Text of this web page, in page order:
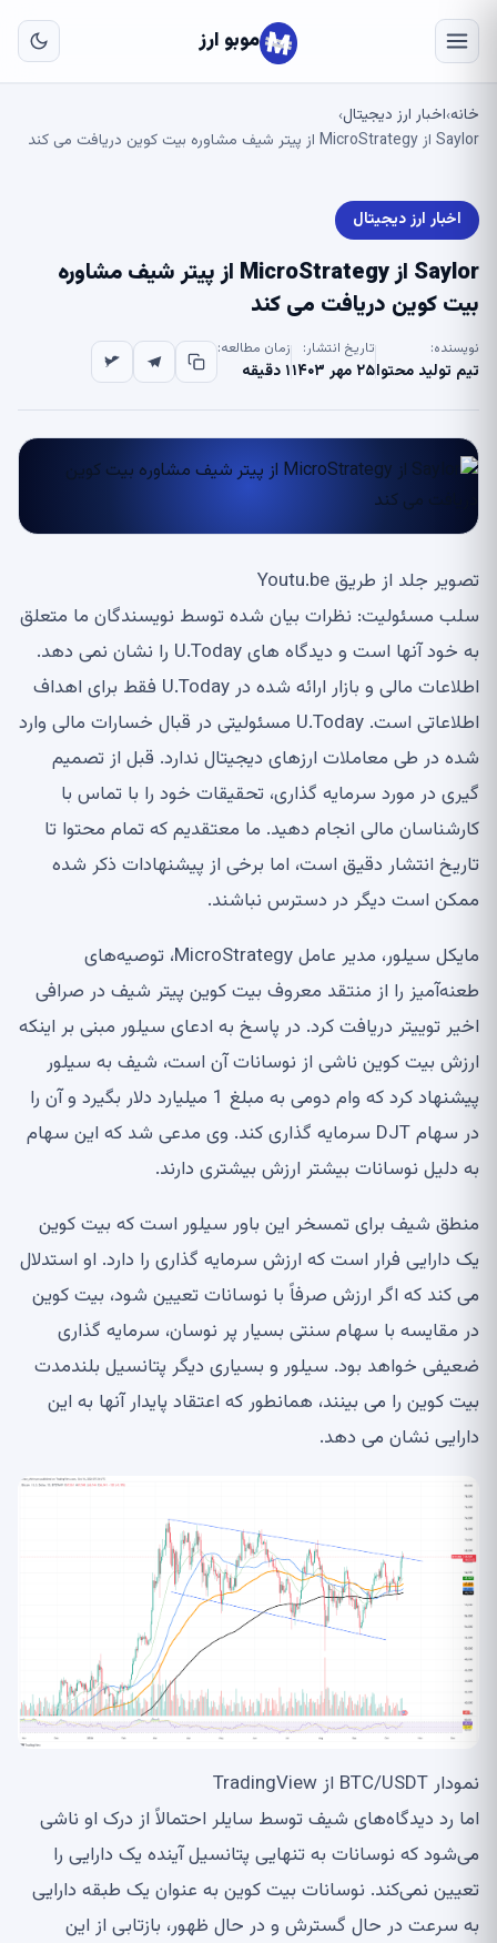
موبو ارز
خانه›اخبار ارز دیجیتال›
Saylor از MicroStrategy از پیتر شیف مشاوره بیت کوین دریافت می کند
اخبار ارز دیجیتال
Saylor از MicroStrategy از پیتر شیف مشاوره
بیت کوین دریافت می کند
نویسنده:
تیم تولید محتوا
تاریخ انتشار:
۲۵ مهر ۱۴۰۳
زمان مطالعه:
۱ دقیقه
تصویر جلد از طریق Youtu.be
سلب مسئولیت: نظرات بیان شده توسط نویسندگان ما متعلق
به خود آنها است و دیدگاه های U.Today را نشان نمی دهد.
اطلاعات مالی و بازار ارائه شده در U.Today فقط برای اهداف
اطلاعاتی است. U.Today مسئولیتی در قبال خسارات مالی وارد
شده در طی معاملات ارزهای دیجیتال ندارد. قبل از تصمیم
گیری در مورد سرمایه گذاری، تحقیقات خود را با تماس با
کارشناسان مالی انجام دهید. ما معتقدیم که تمام محتوا تا
تاریخ انتشار دقیق است، اما برخی از پیشنهادات ذکر شده
ممکن است دیگر در دسترس نباشند.
مایکل سیلور، مدیر عامل MicroStrategy، توصیه‌های
طعنه‌آمیز را از منتقد معروف بیت کوین پیتر شیف در صرافی
اخیر توییتر دریافت کرد. در پاسخ به ادعای سیلور مبنی بر اینکه
ارزش بیت کوین ناشی از نوسانات آن است، شیف به سیلور
پیشنهاد کرد که وام دومی به مبلغ 1 میلیارد دلار بگیرد و آن را
در سهام DJT سرمایه گذاری کند. وی مدعی شد که این سهام
به دلیل نوسانات بیشتر ارزش بیشتری دارند.
منطق شیف برای تمسخر این باور سیلور است که بیت کوین
یک دارایی فرار است که ارزش سرمایه گذاری را دارد. او استدلال
می کند که اگر ارزش صرفاً با نوسانات تعیین شود، بیت کوین
در مقایسه با سهام سنتی بسیار پر نوسان، سرمایه گذاری
ضعیفی خواهد بود. سیلور و بسیاری دیگر پتانسیل بلندمدت
بیت کوین را می بینند، همانطور که اعتقاد پایدار آنها به این
دارایی نشان می دهد.
نمودار BTC/USDT از TradingView
اما رد دیدگاه‌های شیف توسط سایلر احتمالاً از درک او ناشی
می‌شود که نوسانات به تنهایی پتانسیل آینده یک دارایی را
تعیین نمی‌کند. نوسانات بیت کوین به عنوان یک طبقه دارایی
به سرعت در حال گسترش و در حال ظهور، بازتابی از این